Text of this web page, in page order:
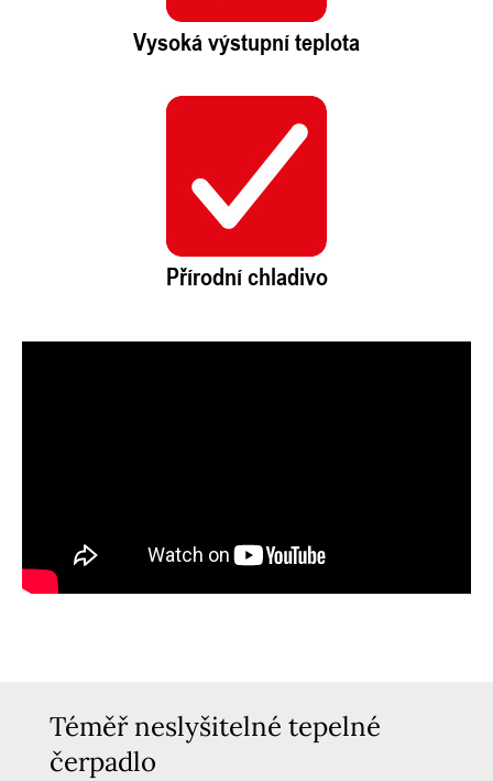
Vysoká výstupní teplota
Přírodní chladivo
Téměř neslyšitelné tepelné
čerpadlo